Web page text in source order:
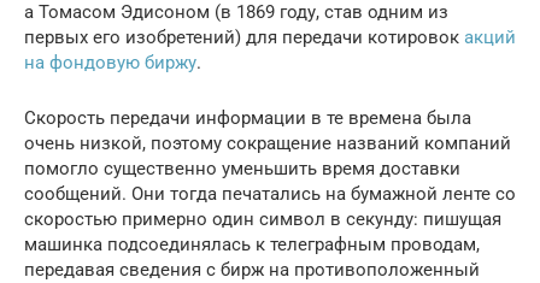
а Томасом Эдисоном (в 1869 году, став одним из
первых его изобретений) для передачи котировок акций
на фондовую биржу.
Скорость передачи информации в те времена была
очень низкой, поэтому сокращение названий компаний
помогло существенно уменьшить время доставки
сообщений. Они тогда печатались на бумажной ленте со
скоростью примерно один символ в секунду: пишущая
машинка подсоединялась к телеграфным проводам,
передавая сведения с бирж на противоположенный